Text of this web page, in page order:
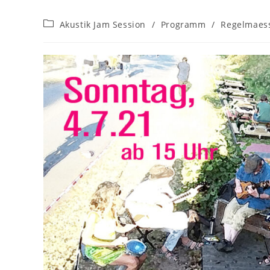
Beitrags-
Akustik Jam Session / Programm /